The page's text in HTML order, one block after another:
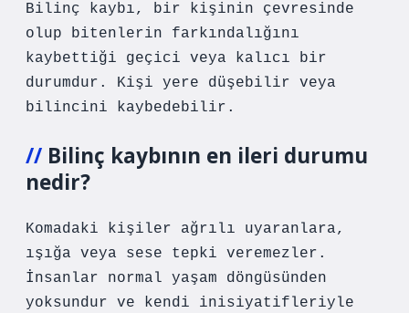
Bilinç kaybı, bir kişinin çevresinde
olup bitenlerin farkındalığını
kaybettiği geçici veya kalıcı bir
durumdur. Kişi yere düşebilir veya
bilincini kaybedebilir.
Bilinç kaybının en ileri durumu
nedir?
Komadaki kişiler ağrılı uyaranlara,
ışığa veya sese tepki veremezler.
İnsanlar normal yaşam döngüsünden
yoksundur ve kendi inisiyatifleriyle